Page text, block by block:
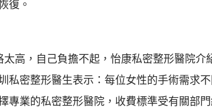
復。
高，自己負擔不起，怡康私密整形醫院介
私密整形醫生表示：每位女性的手術需求
專業的私密整形醫院，收費標準受有關部